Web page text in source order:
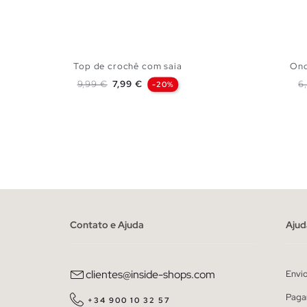
Top de crochê com saia
Preço normal
9,99 € Preço
7,99 € -20%
Contato e Ajuda
clientes@inside-shops.com
+34 900 10 32 57